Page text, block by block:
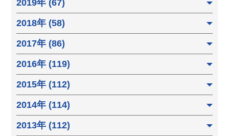
2019年 (67)
2018年 (58)
2017年 (86)
2016年 (119)
2015年 (112)
2014年 (114)
2013年 (112)